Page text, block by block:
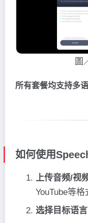
圖
所有套餐均支持多
如何使用
上传音频/视
YouTube等格
选择目标语言